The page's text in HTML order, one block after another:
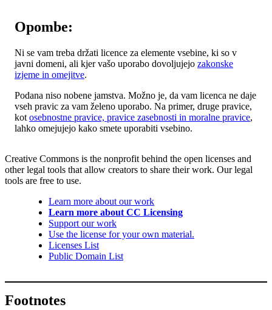
Opombe:
Ni se vam treba držati licence za elemente vsebine, ki so v
javni domeni, ali kjer vašo uporabo dovoljujejo zakonske
izjeme in omejitve.
Podana niso nobene jamstva. Možno je, da vam licenca ne daje
vseh pravic za vam želeno uporabo. Na primer, druge pravice,
kot osebnostne pravice, pravice zasebnosti in moralne pravice,
lahko omejujejo kako smete uporabiti vsebino.
Creative Commons is the nonprofit behind the open licenses and
other legal tools that allow creators to share their work. Our legal
tools are free to use.
Learn more about our work
Learn more about CC Licensing
Support our work
Use the license for your own material.
Licenses List
Public Domain List
Footnotes